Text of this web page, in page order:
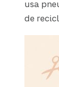
usa
de